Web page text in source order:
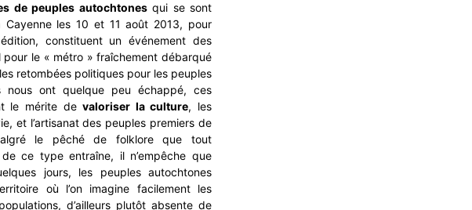
de peuples autochtonesqui se sont
Cayenne les 10 et 11 août 2013, pour
constituent un événement des
pour le « métro » fraîchement débarqué
retombées politiques pour les peuples
nous ont quelque peu échappé, ces
le mérite devaloriser la culture, les
et l’artisanat des peuples premiers de
le pêché de folklore que tout
ce type entraîne, il n’empêche que
jours, les peuples autochtones
où l’on imagine facilement les
d’ailleurs plutôt absente de